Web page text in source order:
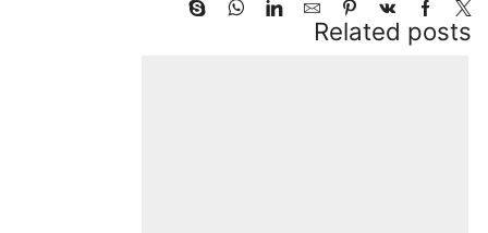
Related posts